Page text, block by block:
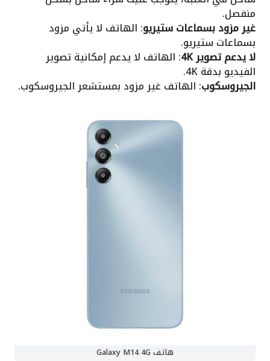
منفصل.
غير مزود بسماعات ستيريو: الهاتف لا يأتي مزود
بسماعات ستيريو.
لا يدعم تصوير 4K : الهاتف لا يدعم إمكانية تصوير
الفيديو بدقة 4K.
الجيروسكوب: الهاتف غير مزود بمستشعر الجيروسكوب.
هاتف Galaxy M14 4G